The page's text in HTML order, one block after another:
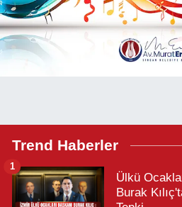
Trend Haberler
Ülkü
Burak
1